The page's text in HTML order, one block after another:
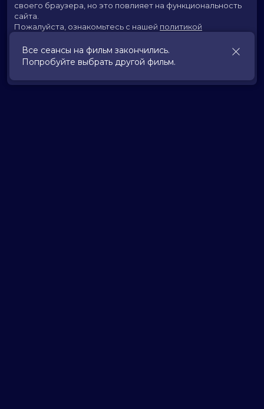
Все сеансы на фильм закончились.
Попробуйте выбрать другой фильм.
своего браузера, но это повлияет на функциональность
сайта.
Пожалуйста, ознакомьтесь с нашей политикой
Принять